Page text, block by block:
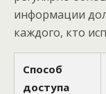
информации
каждого, кто
Способ
доступа